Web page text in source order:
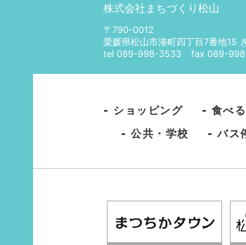
株式会社まちづくり松山
〒790-0012
愛媛県松山市湊町四丁目7番地15
tel 089-998-3533
fax 089-
- ショッピング - 食べ
- 公共・学校 - バス